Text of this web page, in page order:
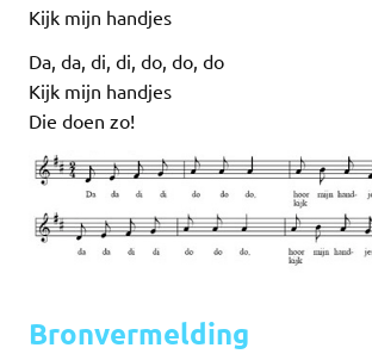
Kijk mijn handjes
Da, da, di, di, do, do, do
Kijk mijn handjes
Die doen zo!
Bronvermelding